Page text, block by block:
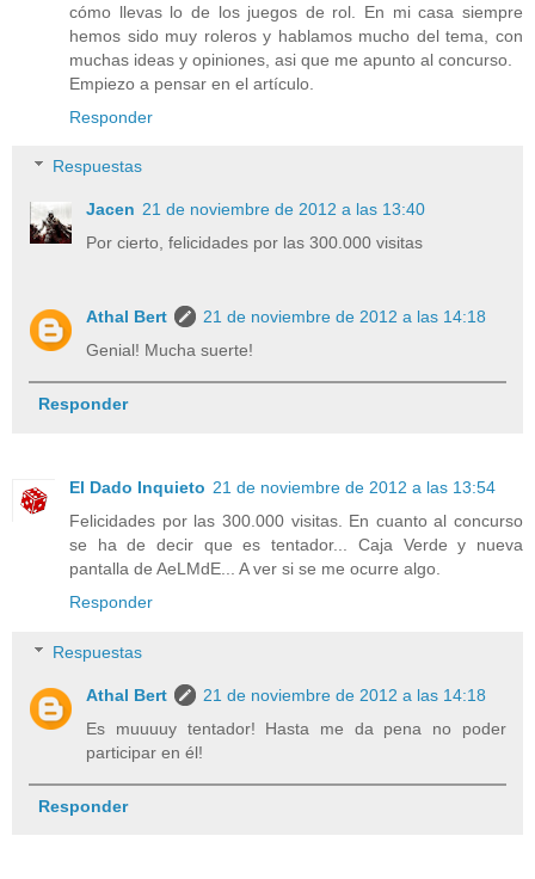
cómo llevas lo de los juegos de rol. En mi casa siempre
hemos sido muy roleros y hablamos mucho del tema, con
muchas ideas y opiniones, asi que me apunto al concurso.
Empiezo a pensar en el artículo.
Responder
Respuestas
Jacen 21 de noviembre de 2012 a las 13:40
Por cierto, felicidades por las 300.000 visitas
Athal Bert
21 de noviembre de 2012 a las 14:18
Genial! Mucha suerte!
Responder
El Dado Inquieto 21 de noviembre de 2012 a las 13:54
Felicidades por las 300.000 visitas. En cuanto al concurso
se ha de decir que es tentador... Caja Verde y nueva
pantalla de AeLMdE... A ver si se me ocurre algo.
Responder
Respuestas
Athal Bert
21 de noviembre de 2012 a las 14:18
Es muuuuy tentador! Hasta me da pena no poder
participar en él!
Responder